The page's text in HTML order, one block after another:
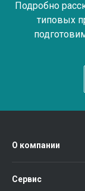
Подробно
типовых
О компании
Сервис